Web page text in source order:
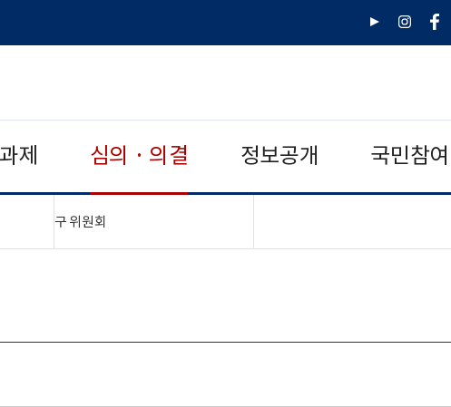
유
인
페
제 심의 · 의결 정보공개 국민참여
구 위원회